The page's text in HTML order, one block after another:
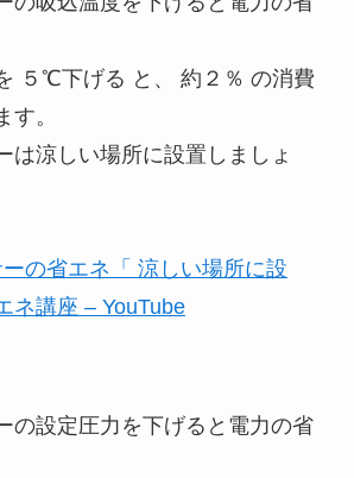
５℃下げる と、 約２％ の消費
す。
涼しい場所に設置しましょ
の省エネ「 涼しい場所に設
講座 – YouTube
の設定圧力を下げると電力の省